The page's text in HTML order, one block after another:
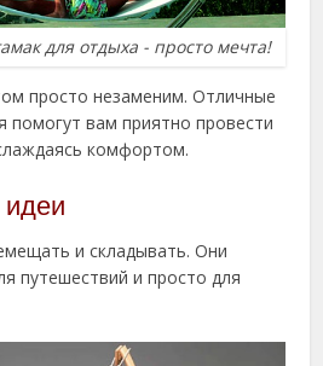
для отдыха - просто мечта!
просто незаменим. Отличные
помогут вам приятно провести
комфортом.
и складывать. Они
путешествий и просто для